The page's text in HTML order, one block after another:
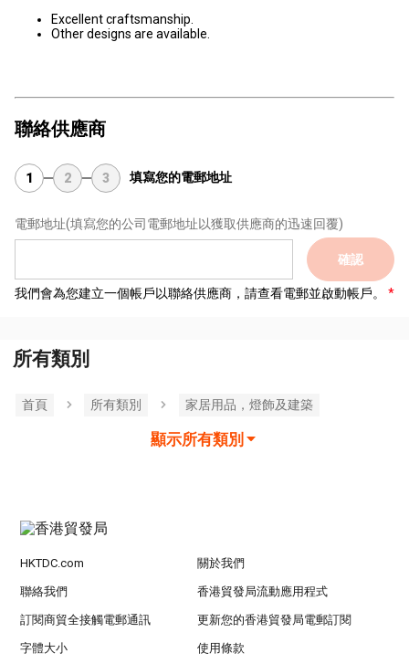
Excellent craftsmanship.
Other designs are available.
聯絡供應商
1 2 3 填寫您的電郵地址
電郵地址(填寫您的公司電郵地址以獲取供應商的迅速回覆)
確認
我們會為您建立一個帳戶以聯絡供應商，請查看電郵並啟動帳戶。
所有類別
首頁 所有類別 家居用品，燈飾及建築
顯示所有類別
HKTDC.com 關於我們
聯絡我們 香港貿發局流動應用程式
訂閱商貿全接觸電郵通訊 更新您的香港貿發局電郵訂閱
字體大小 使用條款